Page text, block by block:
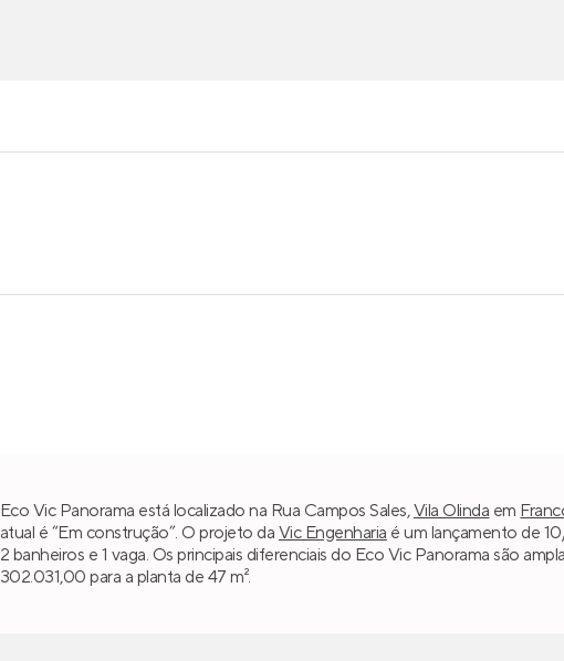
Eco Vic Panorama está localizado na Rua Campos Sales,Vila Olinda em
atual é “Em construção”. O projeto da Vic Engenharia é um lançamento de
2 banheiros e 1 vaga. Os principais diferenciais do Eco Vic Panorama são
302.031,00 para a planta de 47 m².